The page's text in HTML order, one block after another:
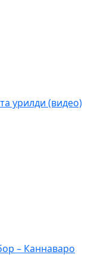
урилди (видео)
– Каннаваро